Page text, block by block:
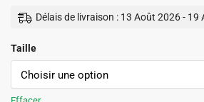
prix
119.90€.59.90€.
Délais de livraison : 13 Août 2026 - 19
Taille